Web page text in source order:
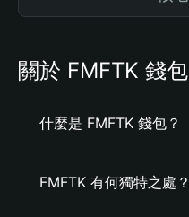
關於 FMFTK 錢包
什麼是 FMFTK 錢包？
FMFTK 有何獨特之處？